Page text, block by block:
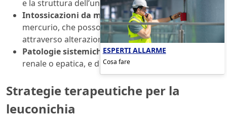
e la struttura dell’unghia.
Intossicazioni da metalli pesanti, come piombo o
mercurio, che possono manifestarsi anche
attraverso alterazioni ungueali.
Patologie sistemichecome anemia, insufficienza
renale o epatica, e disturbi autoimmuni.
Strategie terapeutiche per la
leuconichia
ESPERTI ALLARME
Cosa fare